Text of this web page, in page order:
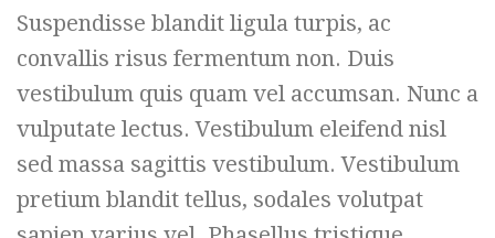
Suspendisse blandit ligula turpis, ac
convallis risus fermentum non. Duis
vestibulum quis quam vel accumsan. Nunc a
vulputate lectus. Vestibulum eleifend nisl
sed massa sagittis vestibulum. Vestibulum
pretium blandit tellus, sodales volutpat